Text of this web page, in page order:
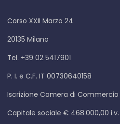
Corso XXII Marzo 24
20135 Milano
Tel. +39 02 5417901
P. I. e C.F. IT 00730640158
Iscrizione Camera di Commercio
Capitale sociale € 468.000,00 i.v.